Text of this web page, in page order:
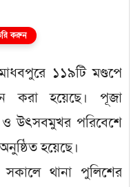
করুন
১১৯টি মণ্ডপে
করা হয়েছে। পূজা
ও উৎসবমুখর পরিবেশে
হয়েছে।
সকালে থানা পুলিশের